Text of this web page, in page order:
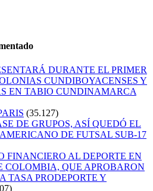
DURANTE EL PRIMER
CUNDIBOYACENSES Y
EN TABIO CUNDINAMARCA
(35.127)
DE GRUPOS, ASÍ QUEDÓ EL
DE FUTSAL SUB-17
FINANCIERO AL DEPORTE EN
COLOMBIA, QUE APROBARON
TASA PRODEPORTE Y